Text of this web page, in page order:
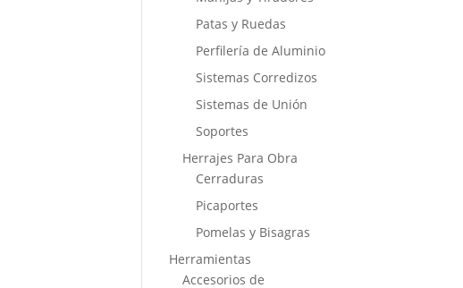
Patas y Ruedas
Perfilería de Aluminio
Sistemas Corredizos
Sistemas de Unión
Soportes
Herrajes Para Obra
Cerraduras
Picaportes
Pomelas y Bisagras
Herramientas
Accesorios de